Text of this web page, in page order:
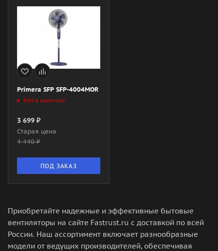
Primera SFP SFP-4004MOR
Нет в наличии
3 699 ₽
Старая цена
4 440₽
ПОД ЗАКАЗ
Приобретайте надежные и эффективные бытовые
вентиляторы на сайте Fastrust.ru с доставкой по всей
России. Наш ассортимент включает разнообразные
модели от ведущих производителей, обеспечивая